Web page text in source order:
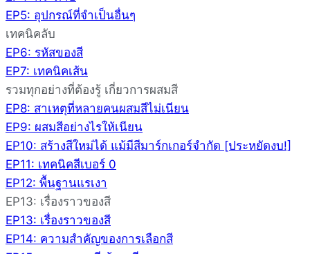
EP5: อุปกรณ์ที่จำเป็นอื่นๆ
เทคนิคลับ
EP6: รหัสของสี
EP7: เทคนิคเส้น
รวมทุกอย่างที่ต้องรู้ เกี่ยวการผสมสี
EP8: สาเหตุที่หลายคนผสมสีไม่เนียน
EP9: ผสมสีอย่างไรให้เนียน
EP10: สร้างสีใหม่ได้ แม้มีสีมาร์กเกอร์จำกัด [ประหยัดงบ!]
EP11: เทคนิคสีเบอร์ 0
EP12: พื้นฐานแรเงา
EP13: เรื่องราวของสี
EP13: เรื่องราวของสี
EP14: ความสำคัญของการเลือกสี